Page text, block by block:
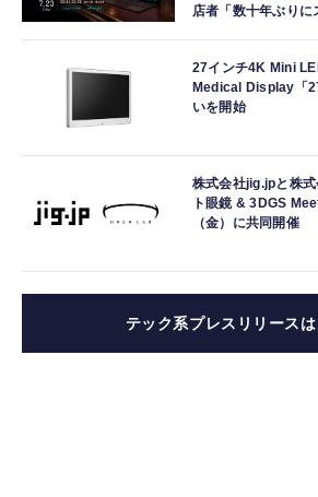
店者「数十年ぶりに
27インチ4K Mini
Medical Display「
いを開始
株式会社jig.jpと株
ト眼鏡 & 3DGS
（金）に共同開催
テック系プレスリリース